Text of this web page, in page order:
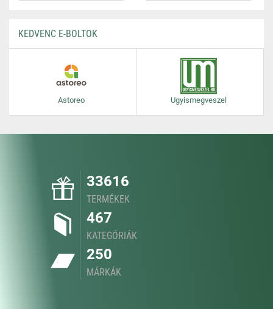
KEDVENC E-BOLTOK
Astoreo Ugyismegveszel
33616
TERMÉKEK
467
KATEGÓRIÁK
250
MÁRKÁK